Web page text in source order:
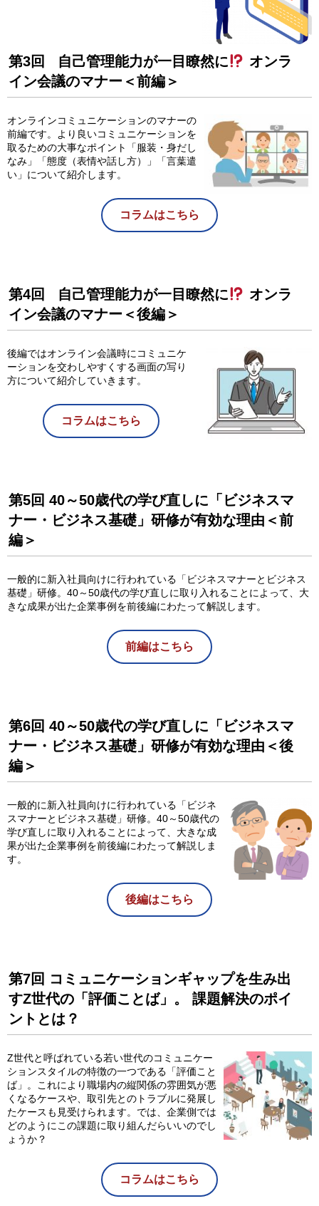
第3回 自己管理能力が一目瞭然に
オンラ
イン会議のマナー＜前編＞
オンラインコミュニケーションのマナーの
前編です。より良いコミュニケーションを
取るための大事なポイント「服装・身だし
なみ」「態度（表情や話し方）」「言葉遣
い」について紹介します。
コラムはこちら
第4回 自己管理能力が一目瞭然に
オンラ
イン会議のマナー＜後編＞
後編ではオンライン会議時にコミュニケ
ーションを交わしやすくする画面の写り
方について紹介していきます。
コラムはこちら
第5回 40～50歳代の学び直しに「ビジネスマ
ナー・ビジネス基礎」研修が有効な理由＜前
編＞
一般的に新入社員向けに行われている「ビジネスマナーとビジネス
基礎」研修。40～50歳代の学び直しに取り入れることによって、大
きな成果が出た企業事例を前後編にわたって解説します。
前編はこちら
第6回 40～50歳代の学び直しに「ビジネスマ
ナー・ビジネス基礎」研修が有効な理由＜後
編＞
一般的に新入社員向けに行われている「ビジネ
スマナーとビジネス基礎」研修。40～50歳代の
学び直しに取り入れることによって、大きな成
果が出た企業事例を前後編にわたって解説しま
す。
後編はこちら
第7回 コミュニケーションギャップを生み出
すZ世代の「評価ことば」。 課題解決のポイ
ントとは？
Z世代と呼ばれている若い世代のコミュニケー
ションスタイルの特徴の一つである「評価こと
ば」。これにより職場内の縦関係の雰囲気が悪
くなるケースや、取引先とのトラブルに発展し
たケースも見受けられます。では、企業側では
どのようにこの課題に取り組んだらいいのでし
ょうか？
コラムはこちら